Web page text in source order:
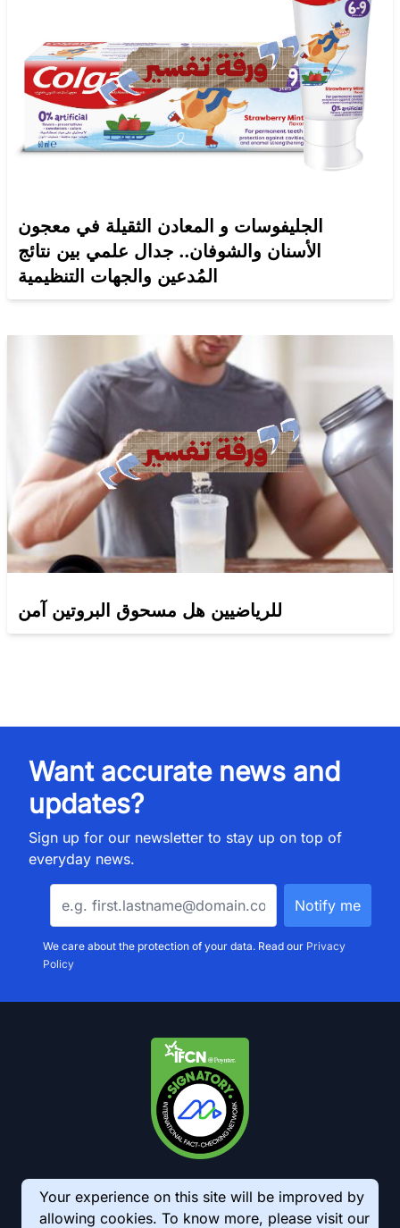
الجليفوسات و المعادن الثقيلة في معجون
الأسنان والشوفان.. جدال علمي بين نتائج
المُدعين والجهات التنظيمية
للرياضيين هل مسحوق البروتين آمن
Want accurate news and
updates?
Sign up for our newsletter to stay up on top of
everyday news.
We care about the protection of your data. Read our Privacy
Policy
Your experience on this site will be improved by
allowing cookies. To know more, please visit our